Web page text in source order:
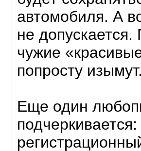
автомобиля. А
не
чужие
попросту изымут.
Еще один